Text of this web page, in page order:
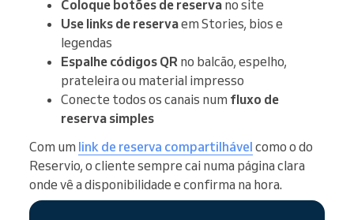
Coloque botões de reserva no site
Use links de reservaem Stories, bios e
legendas
Espalhe códigos QR no balcão, espelho,
prateleira ou material impresso
Conecte todos os canais num fluxo de
reserva simples
Com um link de reserva compartilhável como o do
Reservio, o cliente sempre cai numa página clara
onde vê a disponibilidade e confirma na hora.